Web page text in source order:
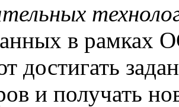
в рамках
достигать
и получать